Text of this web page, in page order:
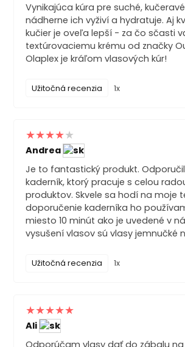
Vynikajúca kúra pre suché,
nádherne ich vyživí a hydratuje. Aj
kučier je oveľa lepší - za čo sčasti
textúrovaciemu krému od značky
Olaplex je kráľom vlasových kúr!
Užitočná recenzia 1x
Andrea
Je to fantastický produkt.
kaderník, ktorý pracuje s celou
produktov. Skvele sa hodí na moje
doporučenie kaderníka ho
miesto 10 minút ako je uvedené v
vysušení vlasov sú vlasy jemnučké
Užitočná recenzia 1x
Ali
Odporúčam vlasy dať do zábalu